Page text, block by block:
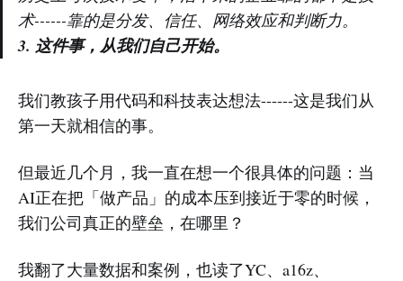
术------靠的是分发、信任、网络效应和判断力。
3. 这件事，从我们自己开始。
我们教孩子用代码和科技表达想法------这是我们从
第一天就相信的事。
但最近几个月，我一直在想一个很具体的问题：当
AI正在把「做产品」的成本压到接近于零的时候，
我们公司真正的壁垒，在哪里？
我翻了大量数据和案例，也读了YC、a16z、